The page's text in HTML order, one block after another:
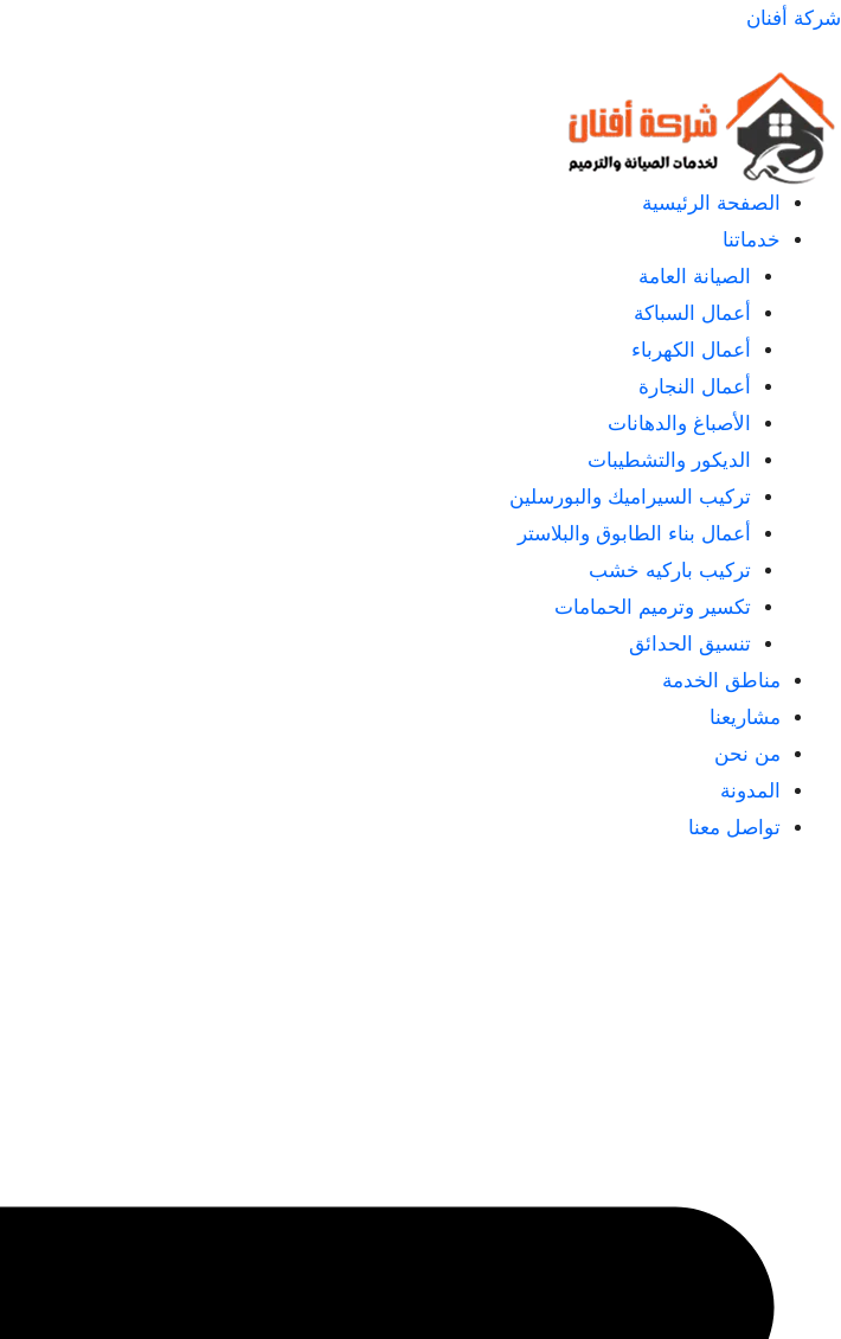
التجاوز
المحتوى
شركة أفنان
الصفحة الرئيسية
خدماتنا
الصيانة العامة
أعمال السباكة
أعمال الكهرباء
أعمال النجارة
الأصباغ والدهانات
الديكور والتشطيبات
تركيب السيراميك والبورسلين
أعمال بناء الطابوق والبلاستر
تركيب باركيه خشب
تكسير وترميم الحمامات
تنسيق الحدائق
مناطق الخدمة
مشاريعنا
من نحن
المدونة
تواصل معنا